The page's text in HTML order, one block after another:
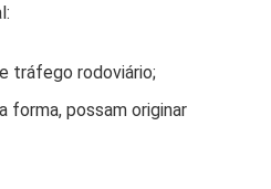
tráfego rodoviário;
forma, possam originar